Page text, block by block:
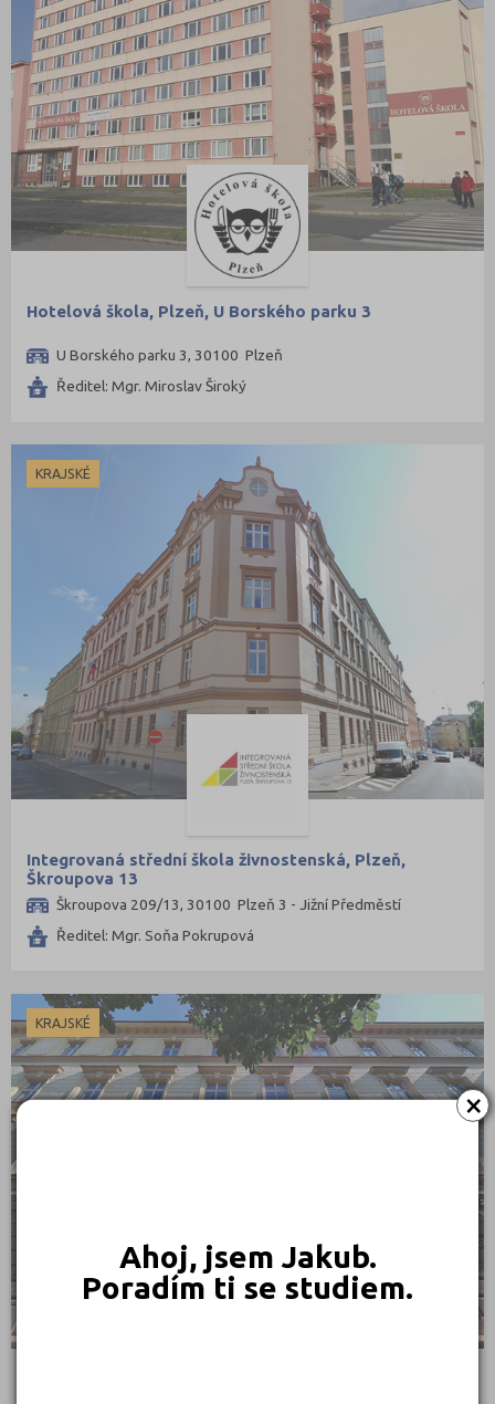
×
Ahoj, jsem Jakub.
Poradím ti se studiem.
Hotelová škola, Plzeň, U Borského parku 3
U Borského parku 3, 30100 Plzeň
Ředitel: Mgr. Miroslav Široký
KRAJSKÉ
Integrovaná střední škola živnostenská, Plzeň,
Škroupova 13
Škroupova 209/13, 30100 Plzeň 3 - Jižní Předměstí
Ředitel: Mgr. Soňa Pokrupová
KRAJSKÉ